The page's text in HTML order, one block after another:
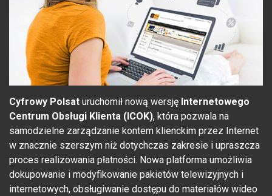
Cyfrowy Polsat uruchomił nową wersję Internetowego
Centrum Obsługi Klienta (ICOK), która pozwala na
samodzielne zarządzanie kontem klienckim przez Internet
w znacznie szerszym niż dotychczas zakresie i upraszcza
proces realizowania płatności. Nowa platforma umożliwia
dokupowanie i modyfikowanie pakietów telewizyjnych i
internetowych, obsługiwanie dostępu do materiałów wideo